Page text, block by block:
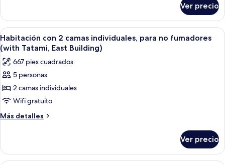
individuales,
2
camas
individuales,
para
no
fumadores
(East
Building)
Deluxe
con
2
camas
individuales,
2
camas
individuales,
para
no
(East
Ver precio
Abrir
todas
las
fotos
de
Habitación
con
2
para
no
Habitación de hotel con dos camas,
6
Habitación con 2 camas individuales, para no fumadores
(with Tatami, East Building)
667 pies cuadrados
5 personas
2 camas individuales
Wifi gratuito
Más detalles
Más
con
Ver precio